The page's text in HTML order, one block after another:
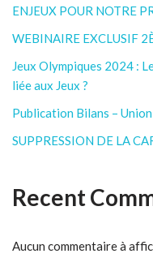
ENJEUX POUR NOTRE
WEBINAIRE EXCLUSIF
Jeux Olympiques 2024 :
liée aux Jeux ?
Publication Bilans –
SUPPRESSION DE LA
Recent
Aucun commentaire à